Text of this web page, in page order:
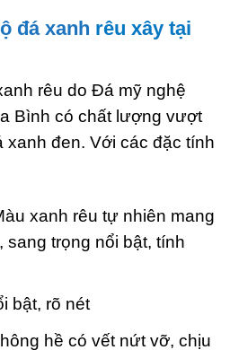
đá xanh rêu xây tại
rêu do Đá mỹ nghệ
Bình có chất lượng vượt
xanh đen. Với các đặc tính
xanh rêu tự nhiên mang
sang trọng nổi bật, tính
bật, rõ nét
hề có vết nứt vỡ, chịu